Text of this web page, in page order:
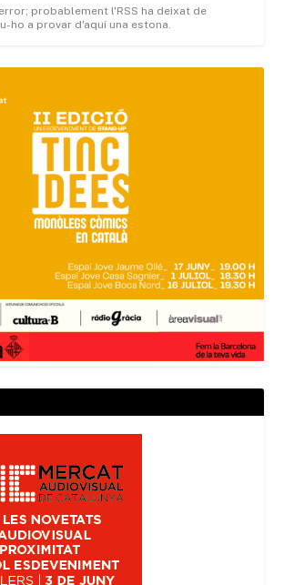
probablement l'RSS ha deixat de
ho a provar d'aquí una estona.